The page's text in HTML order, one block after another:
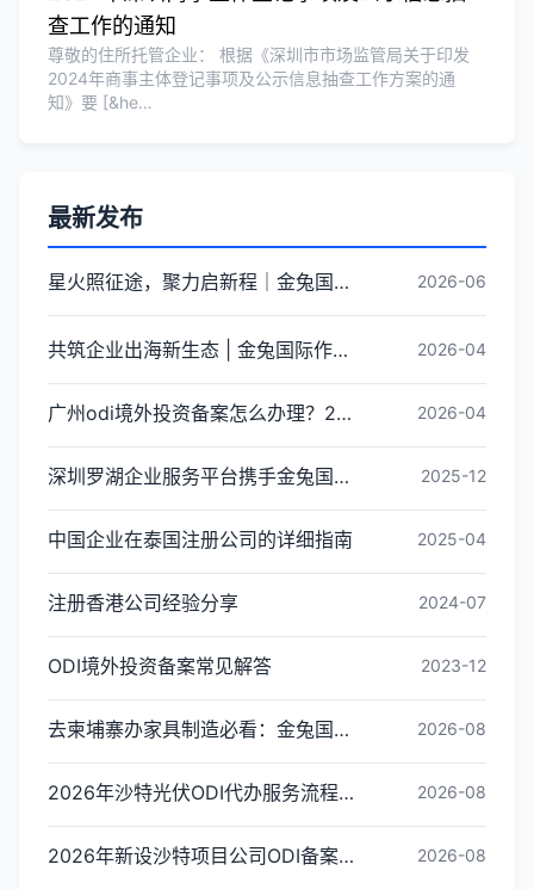
查工作的通知
尊敬的住所托管企业： 根据《深圳市市场监管局关于印发
2024年商事主体登记事项及公示信息抽查工作方案的通
知》要 [&he…
最新发布
星火照征途，聚力启新程｜金兔国际井冈山红色研学团建圆满收官 2026-06
共筑企业出海新生态 | 金兔国际作为代表单位亮相宝安区出海服务中心揭牌仪式 2026-04
广州odi境外投资备案怎么办理？2026年最新流程详解 2026-04
深圳罗湖企业服务平台携手金兔国际ODI备案专家,共建跨境出海全链条服务新生态 2025-12
中国企业在泰国注册公司的详细指南 2025-04
注册香港公司经验分享 2024-07
ODI境外投资备案常见解答 2023-12
去柬埔寨办家具制造必看：金兔国际ODI备案代办服务机构甄选全攻略 2026-08
2026年沙特光伏ODI代办服务流程怎么走：从材料准备到备案完成的操作步骤 2026-08
2026年新设沙特项目公司ODI备案代办怎么选？靠谱机构推荐与评估标准 2026-08